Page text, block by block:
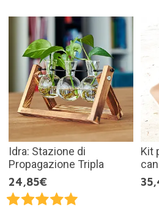
Idra: Stazione di
Propagazione Tripla
24,85€
Kit